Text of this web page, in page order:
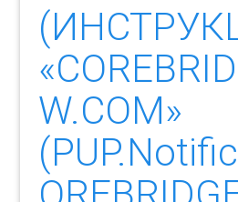
W.COM»